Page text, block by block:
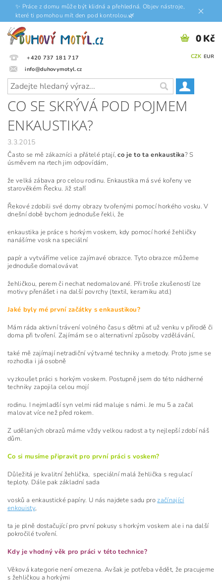
✨ Práce z domu může být klidná a přehledná. Objev nástroje,
které ti pomohou mít den pod kontrolou.🌿
+420 737 181 717
info@duhovymotyl.cz
CZK EUR
0 Kč
CO SE SKRÝVÁ POD POJMEM
ENKAUSTIKA?
3.3.2015
Často se mě zákazníci a přátelé ptají,co je to ta enkaustika? S
úsměvem na rtech jim odpovídám,
že velká zábava pro celou rodinu. Enkaustika má své kořeny ve
starověkém Řecku. Již staří
Řekové zdobili své domy obrazy tvořenými pomocí horkého vosku. V
dnešní době bychom jednoduše řekli, že
enkaustika je práce s horkým voskem, kdy pomocí horké žehličky
nanášíme vosk na speciální
papír a vytváříme velice zajímavé obrazce. Tyto obrazce můžeme
jednoduše domalovávat
žehličkou, perem či nechat nedomalované. Při troše zkušeností lze
motivy přenášet i na další povrchy (textil, keramiku atd.)
Jaké byly mé první začátky s enkaustikou?
Mám ráda aktivní trávení volného času s dětmi ať už venku v přírodě či
doma při tvoření. Zajímám se o alternativní způsoby vzdělávání,
také mě zajímají netradiční výtvarné techniky a metody. Proto jsme se
rozhodla i já osobně
vyzkoušet práci s horkým voskem. Postupně jsem do této nádherné
techniky zapojila celou mojí
rodinu. I nejmladší syn velmi rád maluje s námi. Je mu 5 a začal
malovat více než před rokem.
Z udělaných obrazů máme vždy velkou radost a ty nejlepší zdobí náš
dům.
Co si musíme připravit pro první práci s voskem?
Důležitá je kvalitní žehlička, ­ speciální malá žehlička s regulací
teploty. Dále pak základní sada
vosků a enkaustické papíry. U nás najdete sadu prozačínající
enkouisty,
ta je plně dostačující pro první pokusy s horkým voskem ale i na další
pokročilé tvoření.
Kdy je vhodný věk pro práci v této technice?
Věková kategorie není omezena. Avšak je potřeba vědět, že pracujeme
s žehličkou a horkými